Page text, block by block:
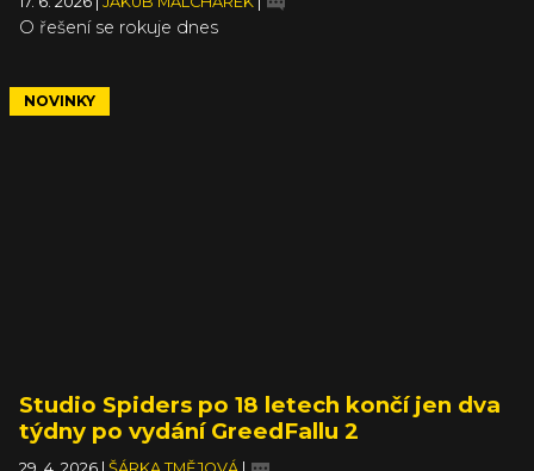
O řešení se rokuje dnes
NOVINKY
Studio Spiders po 18 letech končí jen dva
týdny po vydání GreedFallu 2